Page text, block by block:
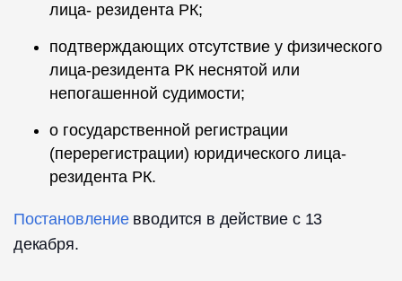
лица- резидента РК;
подтверждающих отсутствие у физического
лица-резидента РК неснятой или
непогашенной судимости;
о государственной регистрации
(перерегистрации) юридического лица-
резидента РК.
Постановлениевводится в действие с 13
декабря.